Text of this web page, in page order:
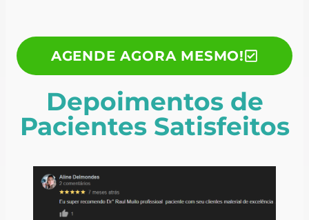
AGENDE AGORA MESMO!
Depoimentos de
Pacientes Satisfeitos